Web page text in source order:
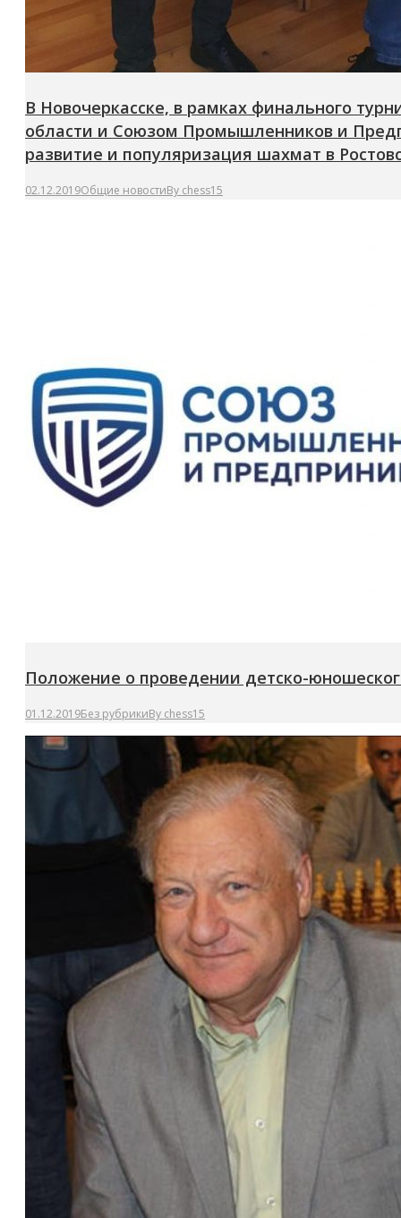
В Новочеркасске, в рамках финального
области и Союзом Промышленников и
развитие и популяризация шахмат в
02.12.2019Общие новостиBy chess15
Положение о проведении детско-
01.12.2019Без рубрикиBy chess15